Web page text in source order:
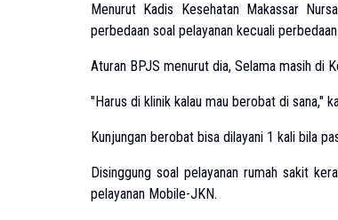
Menurut Kadis Kesehatan Makassar
perbedaan soal pelayanan kecuali
Aturan BPJS menurut dia, Selama masih di
"Harus di klinik kalau mau berobat di sana,"
Kunjungan berobat bisa dilayani 1 kali bila
Disinggung soal pelayanan rumah sakit
pelayanan Mobile-JKN.